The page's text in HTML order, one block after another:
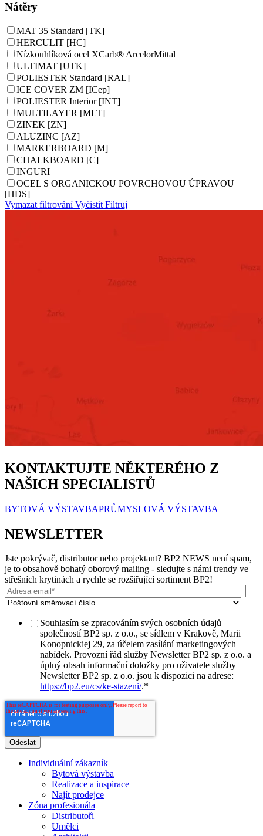
Nátěry
MAT 35 Standard [TK]
HERCULIT [HC]
Nízkouhlíková ocel XCarb® ArcelorMittal
ULTIMAT [UTK]
POLIESTER Standard [RAL]
ICE COVER ZM [ICep]
POLIESTER Interior [INT]
MULTILAYER [MLT]
ZINEK [ZN]
ALUZINC [AZ]
MARKERBOARD [M]
CHALKBOARD [C]
INGURI
OCEL S ORGANICKOU POVRCHOVOU ÚPRAVOU
[HDS]
Vymazat filtrování Vyčistit Filtruj
KONTAKTUJTE NĚKTERÉHO Z
NAŠICH SPECIALISTŮ
BYTOVÁ VÝSTAVBAPRŮMYSLOVÁ VÝSTAVBA
NEWSLETTER
Jste pokrývač, distributor nebo projektant? BP2 NEWS není spam,
je to obsahově bohatý oborový mailing - sledujte s námi trendy ve
střešních krytinách a rychle se rozšiřující sortiment BP2!
Souhlasím se zpracováním svých osobních údajů
společností BP2 sp. z o.o., se sídlem v Krakově, Marii
Konopnickiej 29, za účelem zasílání marketingových
nabídek. Provozní řád služby Newsletter BP2 sp. z o.o. a
úplný obsah informační doložky pro uživatele služby
Newsletter BP2 sp. z o.o. jsou k dispozici na adrese:
https://bp2.eu/cs/ke-stazeni/.*
Individuální zákazník
Bytová výstavba
Realizace a inspirace
Najít prodejce
Zóna profesionála
Distributoři
Umělci